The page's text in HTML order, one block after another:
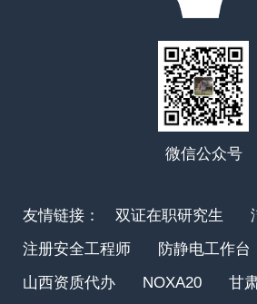
微信公众号
友情链接： 双证在职研究生
注册安全工程师
防静电工作台
山西资质代办
NOXA20
甘